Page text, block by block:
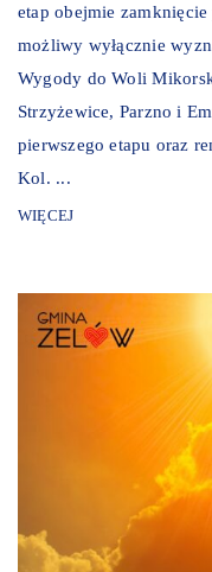
etap obejmie
możliwy wyłącznie
Wygody do Woli
Strzyżewice, Parzno i
pierwszego etapu oraz
Kol. ...
WIĘCEJ